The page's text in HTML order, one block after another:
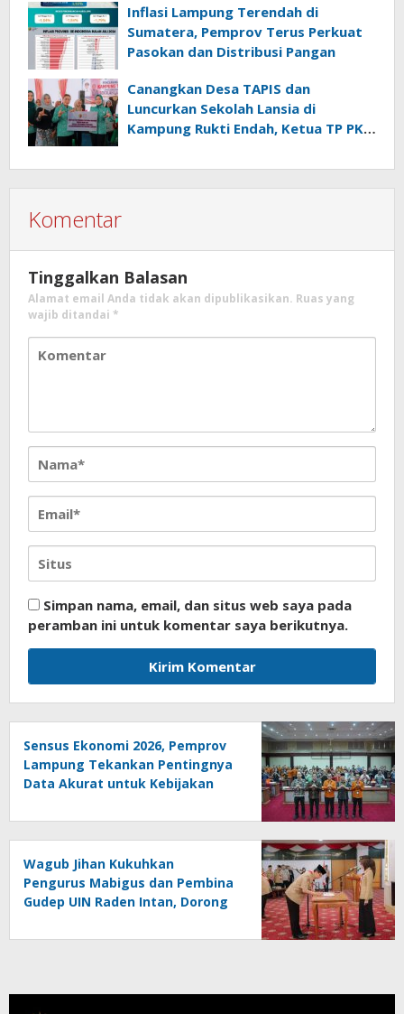
Inflasi Lampung Terendah di
Sumatera, Pemprov Terus Perkuat
Pasokan dan Distribusi Pangan
Canangkan Desa TAPIS dan
Luncurkan Sekolah Lansia di
Kampung Rukti Endah, Ketua TP PKK
SDM Dimulai dari Desa
Komentar
Tinggalkan Balasan
Alamat email Anda tidak akan dipublikasikan. Ruas yang
wajib ditandai *
Simpan nama, email, dan situs web saya pada
peramban ini untuk komentar saya berikutnya.
Sensus Ekonomi 2026, Pemprov
Lampung Tekankan Pentingnya
Data Akurat untuk Kebijakan
Wagub Jihan Kukuhkan
Pengurus Mabigus dan Pembina
Gudep UIN Raden Intan, Dorong
Generasi Muda